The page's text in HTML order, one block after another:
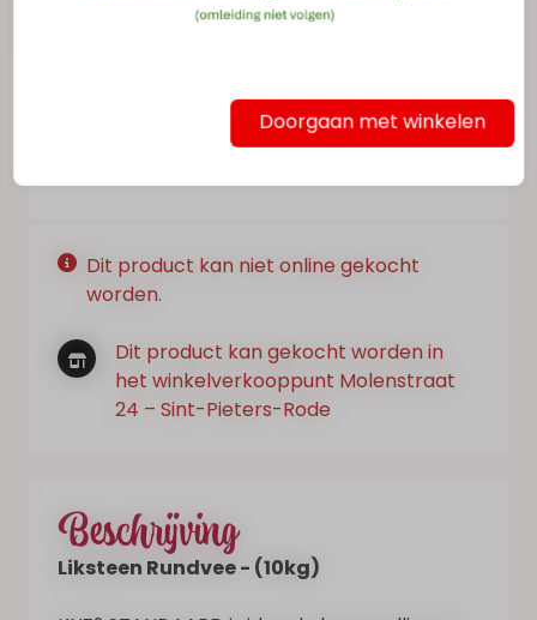
Dit product kan niet online gekocht
worden.
Dit product kan gekocht worden in
het winkelverkooppunt Molenstraat
24 – Sint-Pieters-Rode
Beschrijving
Liksteen Rundvee - (10kg)
Doorgaan met winkelen